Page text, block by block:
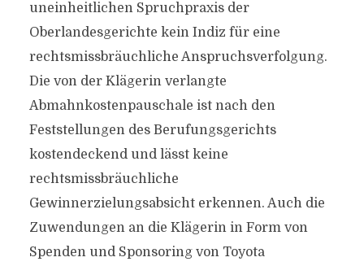
uneinheitlichen Spruchpraxis der
Oberlandesgerichte kein Indiz für eine
rechtsmissbräuchliche Anspruchsverfolgung.
Die von der Klägerin verlangte
Abmahnkostenpauschale ist nach den
Feststellungen des Berufungsgerichts
kostendeckend und lässt keine
rechtsmissbräuchliche
Gewinnerzielungsabsicht erkennen. Auch die
Zuwendungen an die Klägerin in Form von
Spenden und Sponsoring von Toyota